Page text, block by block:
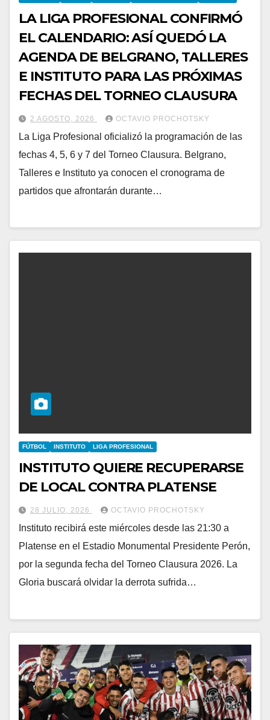
LA LIGA PROFESIONAL CONFIRMÓ
EL CALENDARIO: ASÍ QUEDÓ LA
AGENDA DE BELGRANO, TALLERES
E INSTITUTO PARA LAS PRÓXIMAS
FECHAS DEL TORNEO CLAUSURA
2 AGOSTO, 2026 OCTAVIO PROCHOTSKY
La Liga Profesional oficializó la programación de las
fechas 4, 5, 6 y 7 del Torneo Clausura. Belgrano,
Talleres e Instituto ya conocen el cronograma de
partidos que afrontarán durante…
FÚTBOL INSTITUTO LIGA PROFESIONAL
INSTITUTO QUIERE RECUPERARSE
DE LOCAL CONTRA PLATENSE
28 JULIO, 2026 OCTAVIO PROCHOTSKY
Instituto recibirá este miércoles desde las 21:30 a
Platense en el Estadio Monumental Presidente Perón,
por la segunda fecha del Torneo Clausura 2026. La
Gloria buscará olvidar la derrota sufrida…